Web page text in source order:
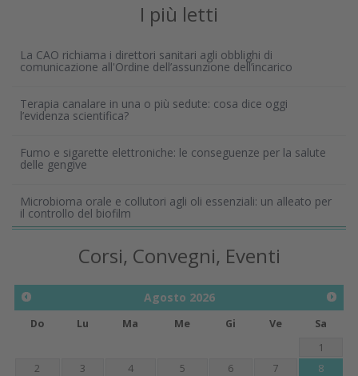
I più letti
La CAO richiama i direttori sanitari agli obblighi di
comunicazione all'Ordine dell’assunzione dell’incarico
Terapia canalare in una o più sedute: cosa dice oggi
l’evidenza scientifica?
Fumo e sigarette elettroniche: le conseguenze per la salute
delle gengive
Microbioma orale e collutori agli oli essenziali: un alleato per
il controllo del biofilm
Corsi, Convegni, Eventi
Agosto 2026
Do Lu Ma Me Gi Ve
Sa
1
2
3 4 5 6 7
8